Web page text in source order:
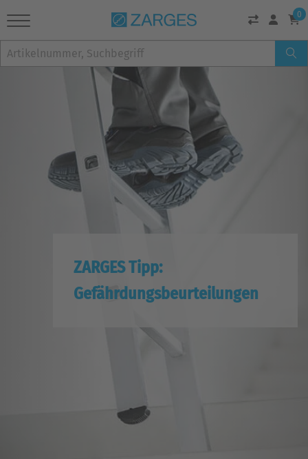
0
ZARGES Tipp:
Gefährdungsbeurteilungen